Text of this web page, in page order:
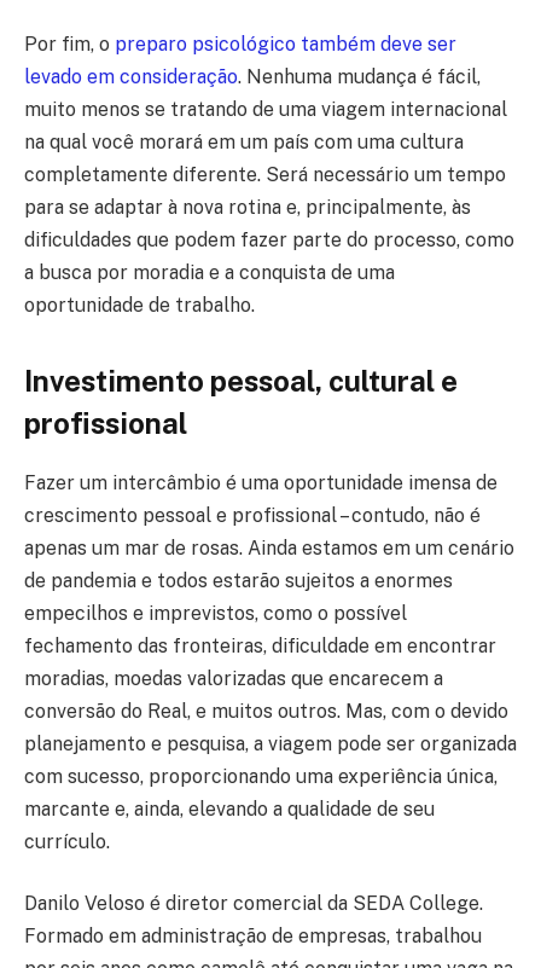
Por fim, o preparo psicológico também deve ser
levado em consideração. Nenhuma mudança é fácil,
muito menos se tratando de uma viagem internacional
na qual você morará em um país com uma cultura
completamente diferente. Será necessário um tempo
para se adaptar à nova rotina e, principalmente, às
dificuldades que podem fazer parte do processo, como
a busca por moradia e a conquista de uma
oportunidade de trabalho.
Investimento pessoal, cultural e
profissional
Fazer um intercâmbio é uma oportunidade imensa de
crescimento pessoal e profissional – contudo, não é
apenas um mar de rosas. Ainda estamos em um cenário
de pandemia e todos estarão sujeitos a enormes
empecilhos e imprevistos, como o possível
fechamento das fronteiras, dificuldade em encontrar
moradias, moedas valorizadas que encarecem a
conversão do Real, e muitos outros. Mas, com o devido
planejamento e pesquisa, a viagem pode ser organizada
com sucesso, proporcionando uma experiência única,
marcante e, ainda, elevando a qualidade de seu
currículo.
Danilo Veloso é diretor comercial da SEDA College.
Formado em administração de empresas, trabalhou